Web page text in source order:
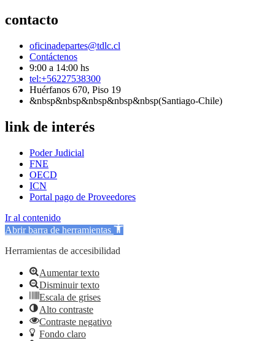
contacto
oficinadepartes@tdlc.cl
Contáctenos
9:00 a 14:00 hs
tel:+56227538300
Huérfanos 670, Piso 19
&nbsp&nbsp&nbsp&nbsp&nbsp(Santiago-Chile)
link de interés
Poder Judicial
FNE
OECD
ICN
Portal pago de Proveedores
Ir al contenido
Abrir barra de herramientas
Herramientas de accesibilidad
Aumentar texto
Disminuir texto
Escala de grises
Alto contraste
Contraste negativo
Fondo claro